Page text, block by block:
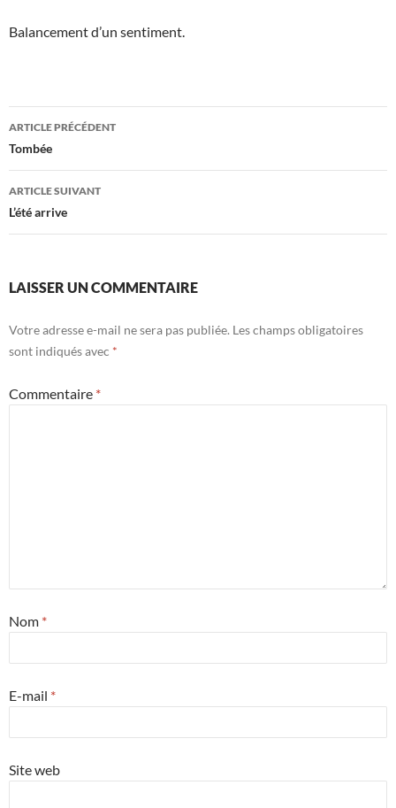
Balancement d’un sentiment.
Navigation
des
articles
ARTICLE PRÉCÉDENT
Tombée
ARTICLE SUIVANT
L’été arrive
LAISSER UN COMMENTAIRE
Votre adresse e-mail ne sera pas publiée. Les champs obligatoires
sont indiqués avec *
Commentaire *
Nom *
E-mail *
Site web